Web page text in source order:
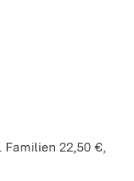
Familien 22,50 €,